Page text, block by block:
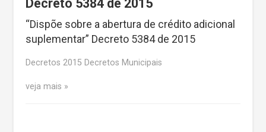
Decreto 5384 de 2015
“Dispõe sobre a abertura de crédito adicional
suplementar” Decreto 5384 de 2015
Decretos 2015 Decretos Municipais
veja mais